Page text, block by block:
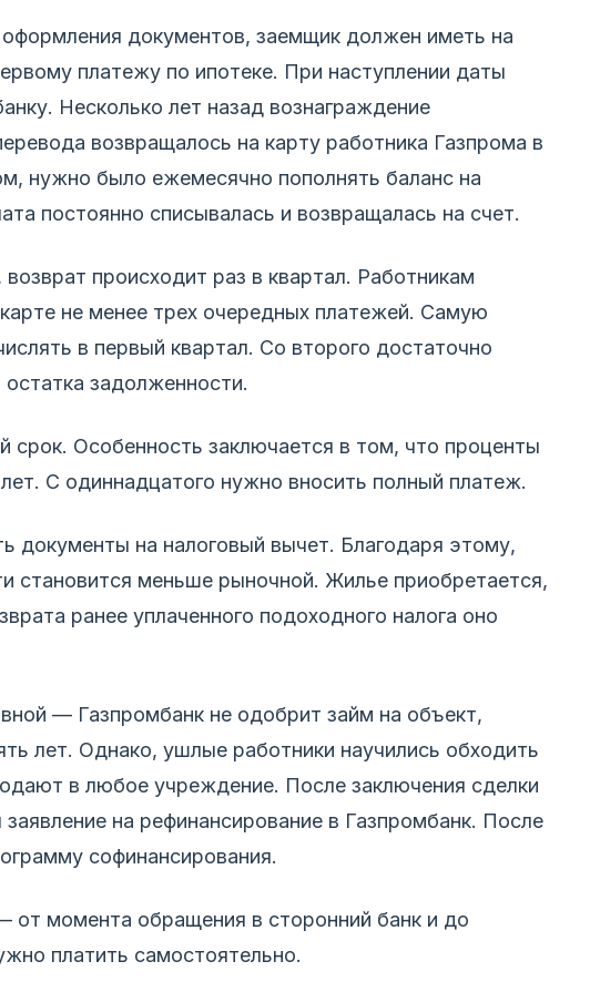
документов, заемщик должен иметь на
платежу по ипотеке. При наступлении даты
Несколько лет назад вознаграждение
возвращалось на карту работника Газпрома в
нужно было ежемесячно пополнять баланс на
постоянно списывалась и возвращалась на счет.
происходит раз в квартал. Работникам
не менее трех очередных платежей. Самую
в первый квартал. Со второго достаточно
задолженности.
срок. Особенность заключается в том, что проценты
С одиннадцатого нужно вносить полный платеж.
документы на налоговый вычет. Благодаря этому,
становится меньше рыночной. Жилье приобретается,
ранее уплаченного подоходного налога оно
— Газпромбанк не одобрит займ на объект,
лет. Однако, ушлые работники научились обходить
в любое учреждение. После заключения сделки
на рефинансирование в Газпромбанк. После
софинансирования.
от момента обращения в сторонний банк и до
платить самостоятельно.